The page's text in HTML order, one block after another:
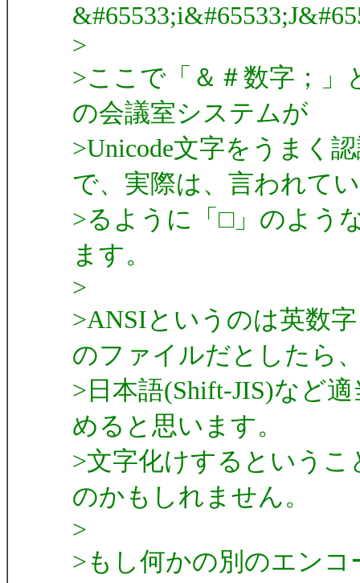
>
>ここで「＆＃数字；
の会議室システムが
>Unicode文字をうまく
で、実際は、言われてい
>るように「□」のよう
ます。
>
>ANSIというのは英数
のファイルだとしたら
>日本語(Shift-JIS)など
めると思います。
>文字化けするという
のかもしれません。
>
>もし何かの別のエン